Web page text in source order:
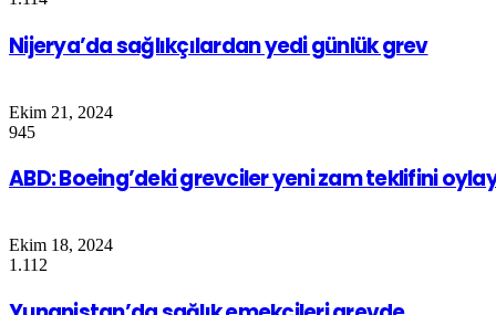
Nijerya’da sağlıkçılardan yedi günlük grev
Ekim 21, 2024
945
ABD: Boeing’deki grevciler yeni zam teklifini
Ekim 18, 2024
1.112